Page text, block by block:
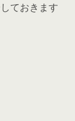
ておきます